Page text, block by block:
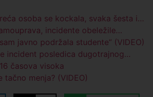
osoba se kockala, svaka šesta i…
incidente obeležile…
javno podržala studente“ (VIDEO)
incident posledica dugotrajnog…
časova visoka
menja? (VIDEO)